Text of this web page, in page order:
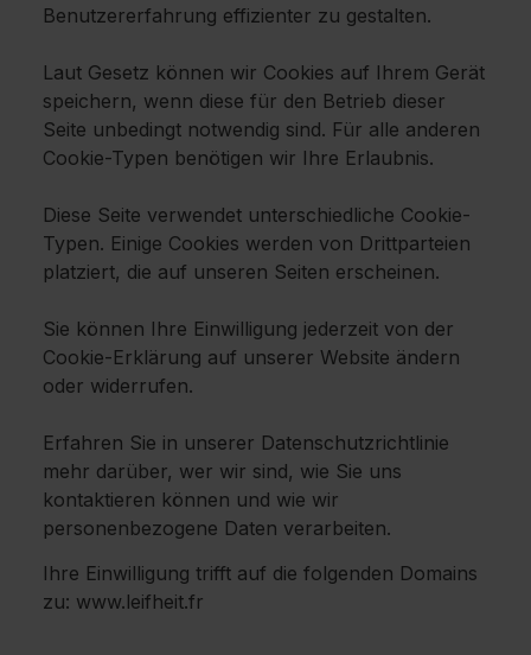
Benutzererfahrung effizienter zu gestalten.
Laut Gesetz können wir Cookies auf Ihrem Gerät
speichern, wenn diese für den Betrieb dieser
Seite unbedingt notwendig sind. Für alle anderen
Cookie-Typen benötigen wir Ihre Erlaubnis.
Diese Seite verwendet unterschiedliche Cookie-
Typen. Einige Cookies werden von Drittparteien
platziert, die auf unseren Seiten erscheinen.
Sie können Ihre Einwilligung jederzeit von der
Cookie-Erklärung auf unserer Website ändern
oder widerrufen.
Erfahren Sie in unserer Datenschutzrichtlinie
mehr darüber, wer wir sind, wie Sie uns
kontaktieren können und wie wir
personenbezogene Daten verarbeiten.
Ihre Einwilligung trifft auf die folgenden Domains
zu: www.leifheit.fr